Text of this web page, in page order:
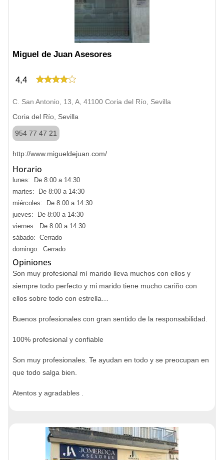
Miguel de Juan Asesores
4,4
C. San Antonio, 13, A, 41100 Coria del Río, Sevilla
Coria del Río, Sevilla
954 77 47 21
http://www.migueldejuan.com/
Horario
lunes: De 8:00 a 14:30
martes: De 8:00 a 14:30
miércoles: De 8:00 a 14:30
jueves: De 8:00 a 14:30
viernes: De 8:00 a 14:30
sábado: Cerrado
domingo: Cerrado
Opiniones
Son muy profesional mí marido lleva muchos con ellos y
siempre todo perfecto y mi marido tiene mucho cariño con
ellos sobre todo con estrella…
Buenos profesionales con gran sentido de la responsabilidad.
100% profesional y confiable
Son muy profesionales. Te ayudan en todo y se preocupan en
que todo salga bien.
Atentos y agradables .